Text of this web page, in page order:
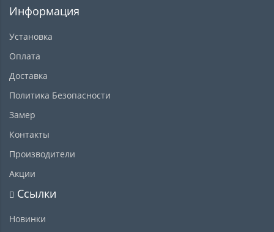
Информация
Установка
Оплата
Доставка
Политика Безопасности
Замер
Контакты
Производители
Акции
Ссылки
Новинки